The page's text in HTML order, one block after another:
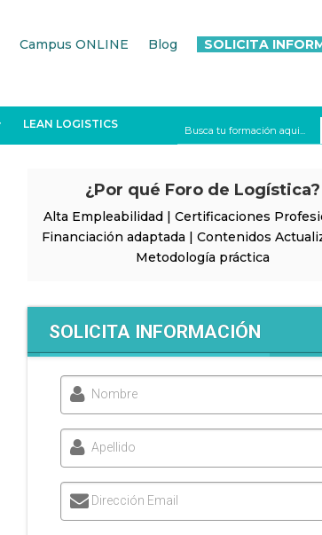
Campus ONLINE Blog SOLICITA
LEAN LOGISTICS
¿Por qué Foro de Logística?
Alta Empleabilidad | Certificaciones
Financiación adaptada | Contenidos
Metodología práctica
SOLICITA INFORMACIÓN
Nombre
Apellido
Dirección Email